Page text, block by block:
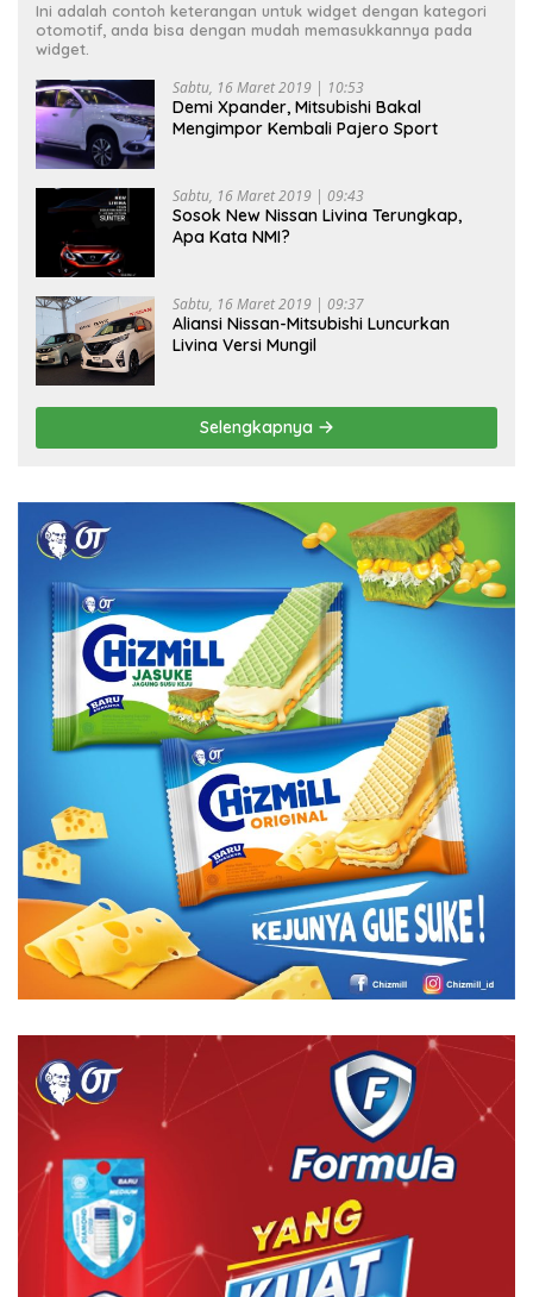
Ini adalah contoh keterangan untuk widget dengan kategori
otomotif, anda bisa dengan mudah memasukkannya pada
widget.
Sabtu, 16 Maret 2019 | 10:53
Demi Xpander, Mitsubishi Bakal
Mengimpor Kembali Pajero Sport
Sabtu, 16 Maret 2019 | 09:43
Sosok New Nissan Livina Terungkap,
Apa Kata NMI?
Sabtu, 16 Maret 2019 | 09:37
Aliansi Nissan-Mitsubishi Luncurkan
Livina Versi Mungil
Selengkapnya